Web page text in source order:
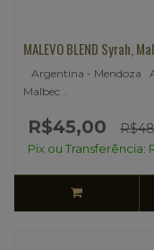
MALEVO BLEND Syrah,
Argentina - Mendoza
Malbec ..
R$45,00
Pix ou Transferência: